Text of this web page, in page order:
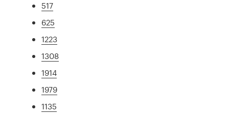
517
625
1223
1308
1914
1979
1135